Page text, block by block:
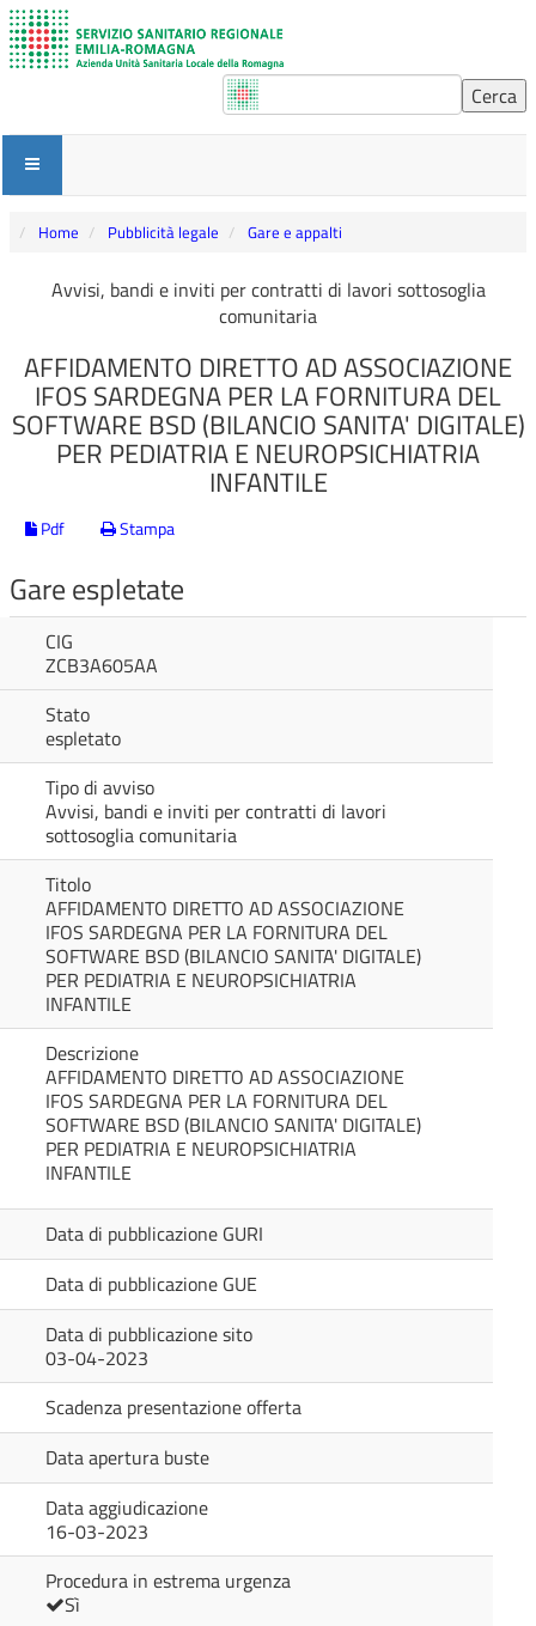
Home Pubblicità legale Gare e appalti
Avvisi, bandi e inviti per contratti di lavori sottosoglia
comunitaria
AFFIDAMENTO DIRETTO AD ASSOCIAZIONE
IFOS SARDEGNA PER LA FORNITURA DEL
SOFTWARE BSD (BILANCIO SANITA' DIGITALE)
PER PEDIATRIA E NEUROPSICHIATRIA
INFANTILE
Pdf Stampa
Gare espletate
CIG
ZCB3A605AA
Stato
espletato
Tipo di avviso
Avvisi, bandi e inviti per contratti di lavori
sottosoglia comunitaria
Titolo
AFFIDAMENTO DIRETTO AD ASSOCIAZIONE
IFOS SARDEGNA PER LA FORNITURA DEL
SOFTWARE BSD (BILANCIO SANITA' DIGITALE)
PER PEDIATRIA E NEUROPSICHIATRIA
INFANTILE
Descrizione
AFFIDAMENTO DIRETTO AD ASSOCIAZIONE
IFOS SARDEGNA PER LA FORNITURA DEL
SOFTWARE BSD (BILANCIO SANITA' DIGITALE)
PER PEDIATRIA E NEUROPSICHIATRIA
INFANTILE
Data di pubblicazione GURI
Data di pubblicazione GUE
Data di pubblicazione sito
03-04-2023
Scadenza presentazione offerta
Data apertura buste
Data aggiudicazione
16-03-2023
Procedura in estrema urgenza
Sì